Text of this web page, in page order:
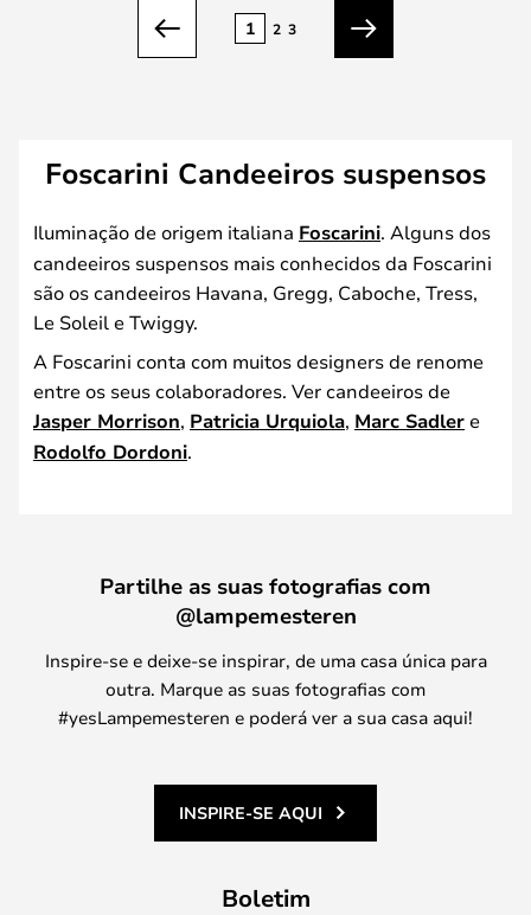
Anterior
1 2 3
Seguinte
Foscarini Candeeiros suspensos
Iluminação de origem italiana Foscarini. Alguns dos
candeeiros suspensos mais conhecidos da Foscarini
são os candeeiros Havana, Gregg, Caboche, Tress,
Le Soleil e Twiggy.
A Foscarini conta com muitos designers de renome
entre os seus colaboradores. Ver candeeiros de
Jasper Morrison, Patricia Urquiola, Marc Sadlere
Rodolfo Dordoni.
Partilhe as suas fotografias com
@lampemesteren
Inspire-se e deixe-se inspirar, de uma casa única para
outra. Marque as suas fotografias com
#yesLampemesteren e poderá ver a sua casa aqui!
INSPIRE-SE AQUI
Boletim